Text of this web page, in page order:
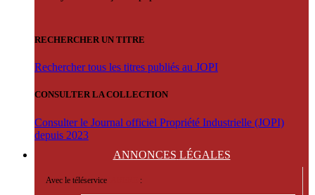
RECHERCHER UN TITRE
Rechercher tous les titres publiés au JOPI
CONSULTER LA COLLECTION
Consulter le Journal officiel Propriété Industrielle (JOPI)
depuis 2023
ANNONCES LÉGALES
Avec le téléservice :